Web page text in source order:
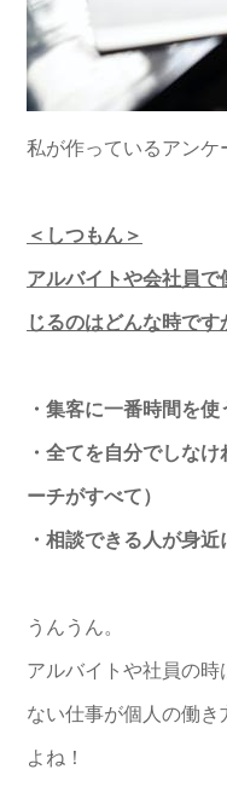
私が作っているアンケ
＜しつもん＞
アルバイトや会社員
じるのはどんな時です
・集客に一番時間を使
・全てを自分でしな
ーチがすべて）
・相談できる人が身近
うんうん。
アルバイトや社員の
ない仕事が個人の働
よね！